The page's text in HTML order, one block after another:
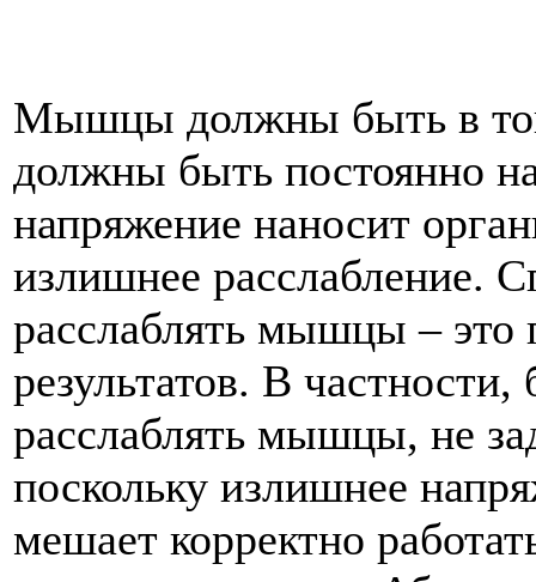
Мышцы должны быть в
должны быть постоянно
напряжение наносит
излишнее расслабление.
расслаблять мышцы – это
результатов. В
расслаблять мышцы, не
поскольку излишнее
мешает корректно